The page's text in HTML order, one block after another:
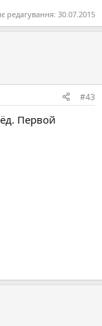
редагування: 30.07.2015
#43
Первой